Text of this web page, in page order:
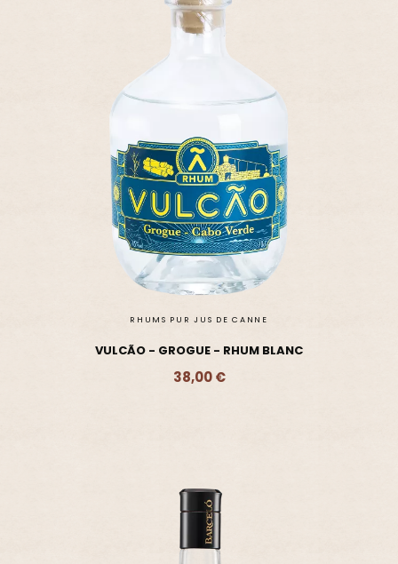
RHUMS PUR JUS DE CANNE
VULCÃO - GROGUE - RHUM BLANC
38,00 €
Ajouter - 38,00 €